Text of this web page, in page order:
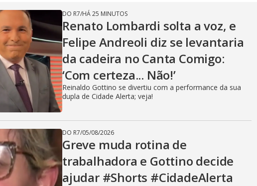
DO R7/HÁ 25 MINUTOS
Renato Lombardi solta a voz, e
Felipe Andreoli diz se levantaria
da cadeira no Canta Comigo:
‘Com certeza... Não!’
Reinaldo Gottino se divertiu com a performance da sua
dupla de Cidade Alerta; veja!
DO R7/05/08/2026
Greve muda rotina de
trabalhadora e Gottino decide
ajudar #Shorts #CidadeAlerta